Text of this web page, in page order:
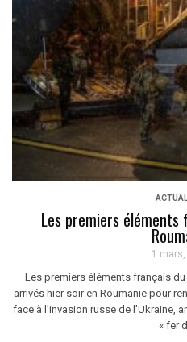
Les premiers
1
Les premiers éléments français du
arrivés hier soir en Roumanie pour
face à l’invasion russe de l’Ukraine,
« fer